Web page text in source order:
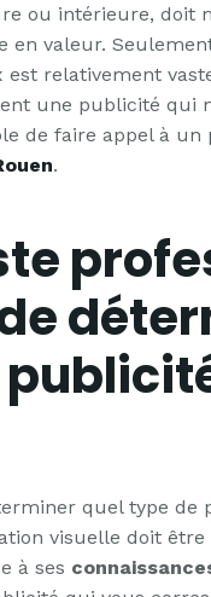
ou intérieure, doit
valeur.
relativement
une publicité qui
de faire appel à un
.
quel type
visuelle doit être
à ses